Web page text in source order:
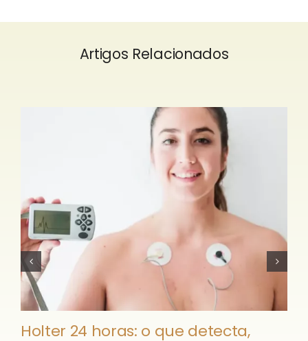
Artigos Relacionados
Holter 24 horas: o que detecta,